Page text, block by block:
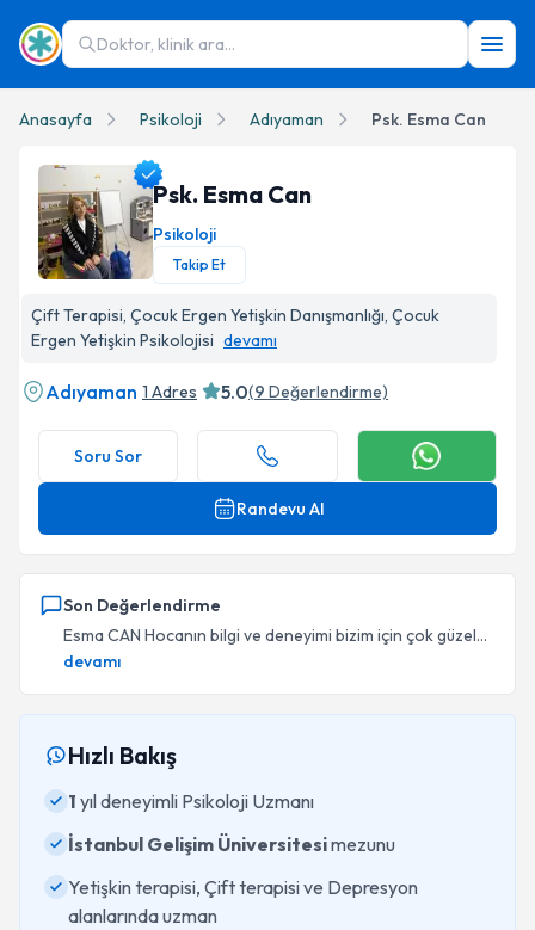
Doktor, klinik ara...
Anasayfa Psikoloji Adıyaman Psk. Esma Can
Psk. Esma Can
Psikoloji
Takip Et
Çift Terapisi, Çocuk Ergen Yetişkin Danışmanlığı, Çocuk
Ergen Yetişkin Psikolojisi devamı
Adıyaman 1 Adres 5.0(9 Değerlendirme)
Soru Sor
Randevu Al
Son Değerlendirme
Esma CAN Hocanın bilgi ve deneyimi bizim için çok güzel...
devamı
Hızlı Bakış
1 yıl deneyimli Psikoloji Uzmanı
İstanbul Gelişim Üniversitesimezunu
Yetişkin terapisi, Çift terapisi ve Depresyon
alanlarında uzman